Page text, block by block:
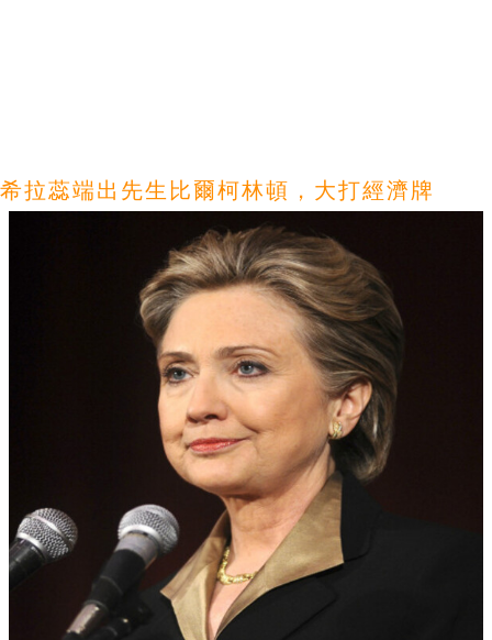
希拉蕊端出先生比爾柯林頓，大打經濟牌